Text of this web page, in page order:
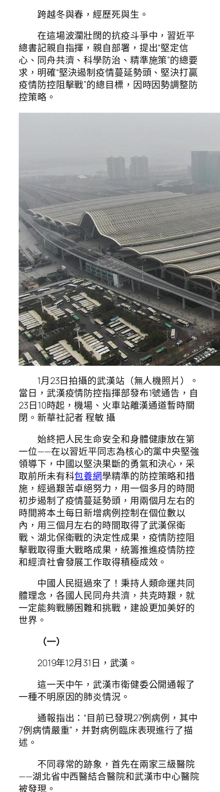
跨越冬與春，經歷死與生。
在這場波瀾壯闊的抗疫斗爭中，習近平
總書記親自指揮，親自部署，提出“堅定信
心、同舟共濟、科學防治、精準施策”的總要
求，明確“堅決遏制疫情蔓延勢頭、堅決打贏
疫情防控阻擊戰”的總目標，因時因勢調整防
控策略。
1月23日拍攝的武漢站（無人機照片）。
當日，武漢疫情防控指揮部發布1號通告，自
23日10時起，機場、火車站離漢通道暫時關
閉。新華社記者 程敏 攝
始終把人民生命安全和身體健康放在第
一位——在以習近平同志為核心的黨中央堅強
領導下，中國以堅決果斷的勇氣和決心，采
取前所未有科包養網學精準的防控策略和措
施，經過艱苦卓絕努力，用一個多月的時間
初步遏制了疫情蔓延勢頭，用兩個月左右的
時間將本土每日新增病例控制在個位數以
內，用三個月左右的時間取得了武漢保衛
戰、湖北保衛戰的決定性成果，疫情防控阻
擊戰取得重大戰略成果，統籌推進疫情防控
和經濟社會發展工作取得積極成效。
中國人民挺過來了！秉持人類命運共同
體理念，各國人民同舟共濟，共克時艱，就
一定能夠戰勝困難和挑戰，建設更加美好的
世界。
（一）
2019年12月31日，武漢。
這一天中午，武漢市衛健委公開通報了
一種不明原因的肺炎情況。
通報指出：“目前已發現27例病例，其中
7例病情嚴重”，并對病例臨床表現進行了描
述。
不同尋常的跡象，首先在兩家三級醫院
——湖北省中西醫結合醫院和武漢市中心醫院
被發現。